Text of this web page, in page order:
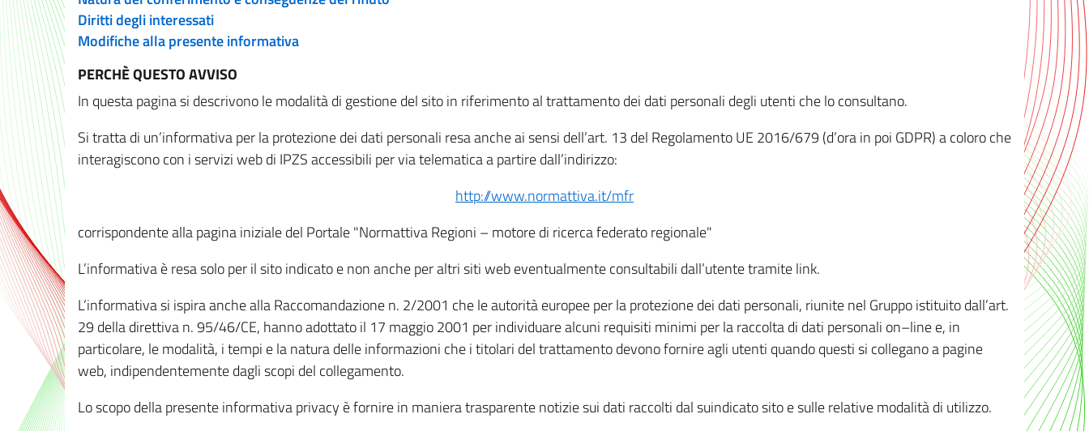
Diritti degli interessati
Modifiche alla presente informativa
PERCHÈ QUESTO AVVISO
In questa pagina si descrivono le modalità di gestione del sito in riferimento al trattamento dei dati personali degli utenti che lo consultano.
Si tratta di un’informativa per la protezione dei dati personali resa anche ai sensi dell’art. 13 del Regolamento UE 2016/679 (d’ora in poi GDPR) a coloro che
interagiscono con i servizi web di IPZS accessibili per via telematica a partire dall’indirizzo:
http://www.normattiva.it/mfr
corrispondente alla pagina iniziale del Portale "Normattiva Regioni – motore di ricerca federato regionale"
L’informativa è resa solo per il sito indicato e non anche per altri siti web eventualmente consultabili dall’utente tramite link.
L’informativa si ispira anche alla Raccomandazione n. 2/2001 che le autorità europee per la protezione dei dati personali, riunite nel Gruppo istituito dall’art.
29 della direttiva n. 95/46/CE, hanno adottato il 17 maggio 2001 per individuare alcuni requisiti minimi per la raccolta di dati personali on–line e, in
particolare, le modalità, i tempi e la natura delle informazioni che i titolari del trattamento devono fornire agli utenti quando questi si collegano a pagine
web, indipendentemente dagli scopi del collegamento.
Lo scopo della presente informativa privacy è fornire in maniera trasparente notizie sui dati raccolti dal suindicato sito e sulle relative modalità di utilizzo.